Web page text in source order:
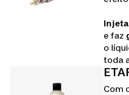
Injeta
e faz
o
toda
Com